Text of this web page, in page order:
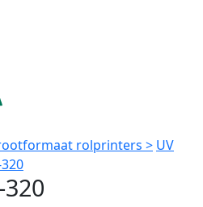
rolprinters > UV